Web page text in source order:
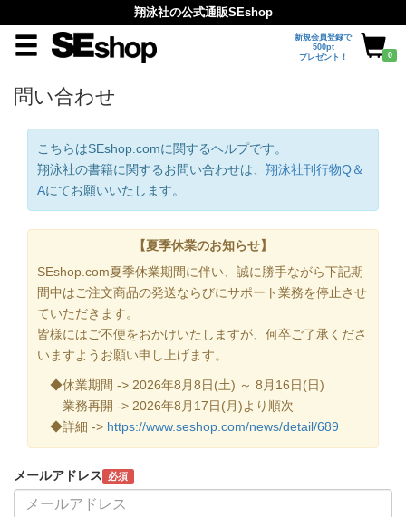
翔泳社の公式通販SEshop
新規会員登録で
500pt
プレゼント！
0
問い合わせ
こちらはSEshop.comに関するヘルプです。
翔泳社の書籍に関するお問い合わせは、 翔泳社刊行物Q＆
Aにてお願いいたします。
【夏季休業のお知らせ】
SEshop.com夏季休業期間に伴い、誠に勝手ながら下記期
間中はご注文商品の発送ならびにサポート業務を停止させ
ていただきます。
皆様にはご不便をおかけいたしますが、何卒ご了承くださ
いますようお願い申し上げます。
◆休業期間 -> 2026年8月8日(土) ～ 8月16日(日)
業務再開 -> 2026年8月17日(月)より順次
◆詳細 -> https://www.seshop.com/news/detail/689
メールアドレス 必須